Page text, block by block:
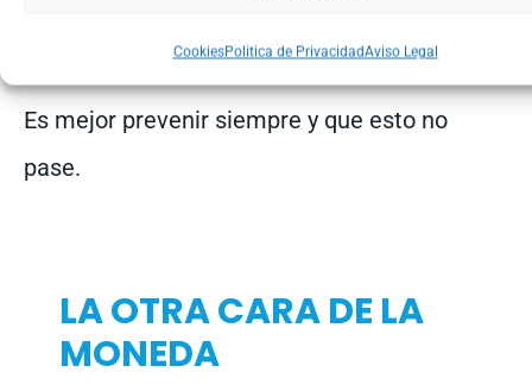
CookiesPolitica de PrivacidadAviso Legal
Es mejor prevenir siempre y que esto no
pase.
LA OTRA CARA DE LA
MONEDA